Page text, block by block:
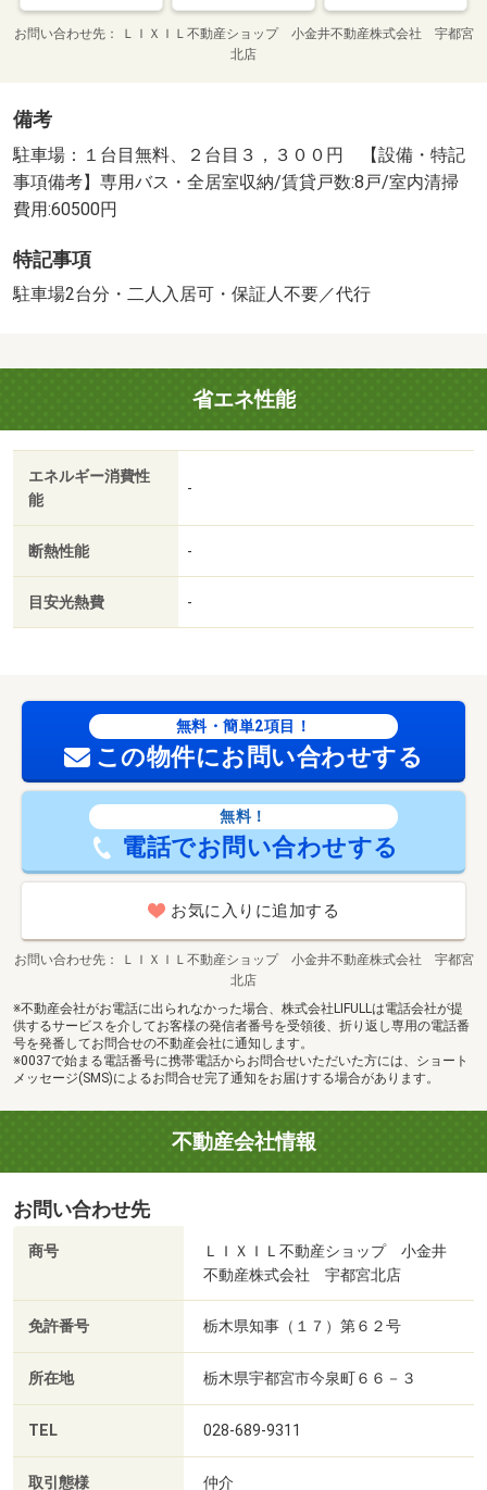
お問い合わせ先
ＬＩＸＩＬ不動産ショップ 小金井不動産株式会社 宇都宮
北店
備考
駐車場：１台目無料、２台目３，３００円 【設備・特記
事項備考】専用バス・全居室収納/賃貸戸数:8戸/室内清掃
費用:60500円
特記事項
駐車場2台分・二人入居可・保証人不要／代行
省エネ性能
エネルギー消費性
能
-
断熱性能 -
目安光熱費 -
無料・簡単2項目！
この物件にお問い合わせする
無料！
電話でお問い合わせする
お気に入りに追加する
お問い合わせ先
ＬＩＸＩＬ不動産ショップ 小金井不動産株式会社 宇都宮
北店
※不動産会社がお電話に出られなかった場合、株式会社LIFULLは電話会社が提
供するサービスを介してお客様の発信者番号を受領後、折り返し専用の電話番
号を発番してお問合せの不動産会社に通知します。
※0037で始まる電話番号に携帯電話からお問合せいただいた方には、ショート
メッセージ(SMS)によるお問合せ完了通知をお届けする場合があります。
不動産会社情報
お問い合わせ先
商号
ＬＩＸＩＬ不動産ショップ 小金井
不動産株式会社 宇都宮北店
免許番号 栃木県知事（１７）第６２号
所在地 栃木県宇都宮市今泉町６６－３
TEL 028-689-9311
取引態様 仲介